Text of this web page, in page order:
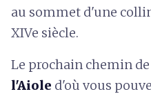
au sommet d'une
XIVe siècle.
Le prochain chemin
l'Aiole d'où vous